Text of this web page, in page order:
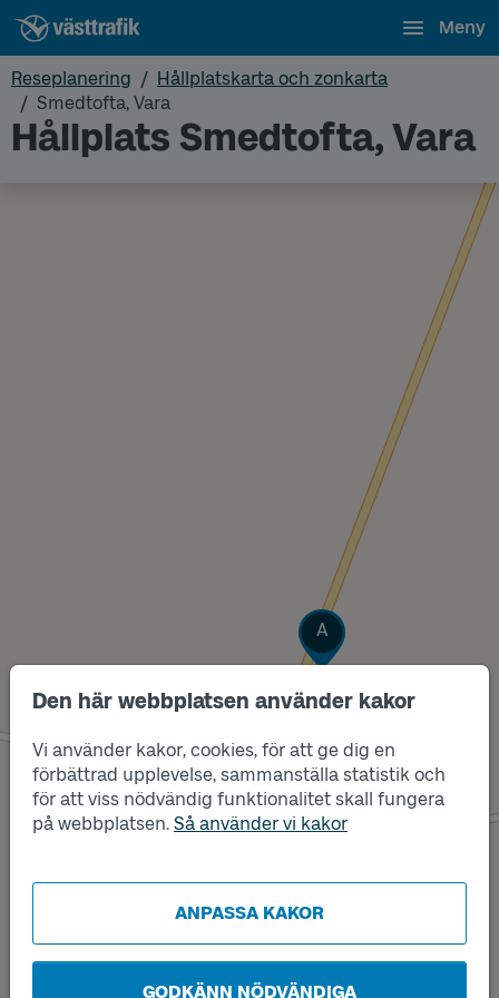
Den här webbplatsen använder kakor
Vi använder kakor, cookies, för att ge dig en
förbättrad upplevelse, sammanställa statistik och
för att viss nödvändig funktionalitet skall fungera
på webbplatsen. Så använder vi kakor
ANPASSA KAKOR
GODKÄNN NÖDVÄNDIGA
Meny
Reseplanering
Hållplatskarta och zonkarta
Smedtofta, Vara
Hållplats Smedtofta, Vara
Läge
A
B